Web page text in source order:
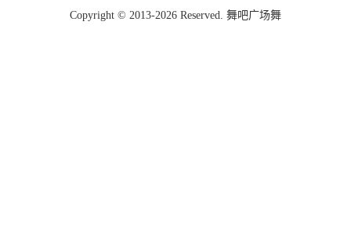
Copyright © 2013-2026 Reserved. 舞吧广场舞